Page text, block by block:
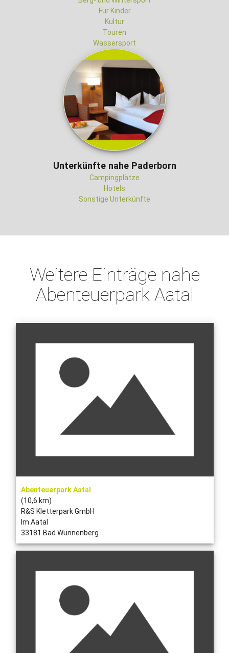
Für Kinder
Kultur
Touren
Wassersport
Unterkünfte nahe Paderborn
Campingplätze
Hotels
Sonstige Unterkünfte
Weitere Einträge nahe
Abenteuerpark Aatal
Abenteuerpark Aatal
(10,6 km)
R&S Kletterpark GmbH
Im Aatal
33181 Bad Wünnenberg